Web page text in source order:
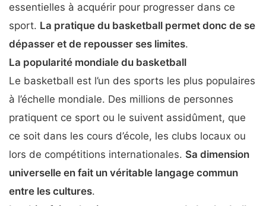
essentielles à acquérir pour progresser dans ce
sport. La pratique du basketball permet donc de se
dépasser et de repousser ses limites.
La popularité mondiale du basketball
Le basketball est l’un des sports les plus populaires
à l’échelle mondiale. Des millions de personnes
pratiquent ce sport ou le suivent assidûment, que
ce soit dans les cours d’école, les clubs locaux ou
lors de compétitions internationales. Sa dimension
universelle en fait un véritable langage commun
entre les cultures.